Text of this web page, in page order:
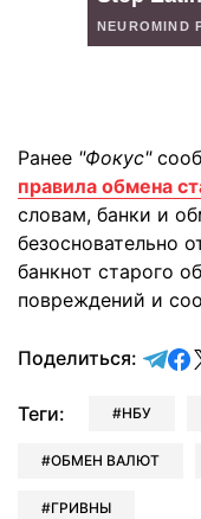
Ранее "Фокус"
правила обмена
словам, банки и
безосновательно
банкнот старого
повреждений и
Поделиться:
Теги: НБУ
ОБМЕН ВАЛЮТ
ГРИВНЫ